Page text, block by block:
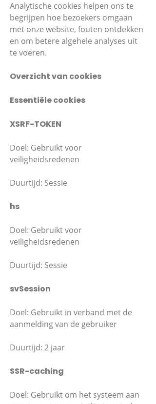
Analytische cookies helpen ons te
begrijpen hoe bezoekers omgaan
met onze website, fouten ontdekken
en om betere algehele analyses uit
te voeren.
Overzicht van cookies
Essentiële cookies
XSRF-TOKEN
Doel: Gebruikt voor
veiligheidsredenen
Duurtijd: Sessie
hs
Doel: Gebruikt voor
veiligheidsredenen
Duurtijd: Sessie
svSession
Doel: Gebruikt in verband met de
aanmelding van de gebruiker
Duurtijd: 2 jaar
SSR-caching
Doel: Gebruikt om het systeem aan